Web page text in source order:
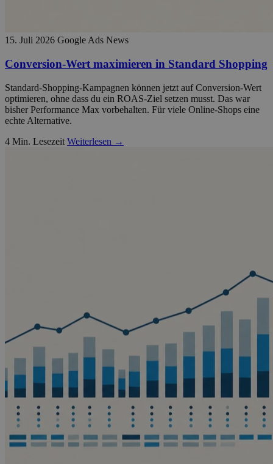
15. Juli 2026 Google Ads News
Conversion-Wert maximieren in Standard Shopping
Standard-Shopping-Kampagnen können jetzt auf Conversion-Wert
optimieren, ohne dass du ein ROAS-Ziel setzen musst. Das war
bisher Performance Max vorbehalten. Für viele Online-Shops eine
echte Alternative.
4 Min. Lesezeit Weiterlesen →